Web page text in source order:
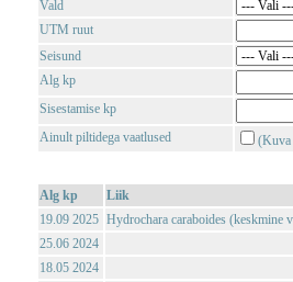
Vald
UTM ruut
Seisund
Alg kp
Sisestamise kp
Ainult piltidega vaatlused
(Kuva
Alg kp
Liik
19.09 2025 Hydrochara caraboides (keskmine
25.06 2024
18.05 2024